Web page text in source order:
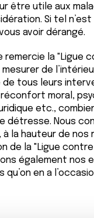
être utile aux
Si tel
avoir dérangé.
remercie la "Ligue
mesurer de
de tous leurs
moral,
etc.,
détresse. Nous
à la hauteur de nos
de la "Ligue
également nos
qu’on en a